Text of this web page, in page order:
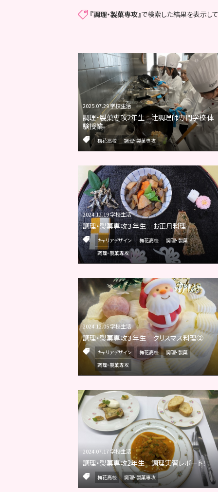
『調理・製菓専攻』で検索した結果を表示して
2025.07.29 学校生活
調理・製菓専攻2年生 辻調理師専門学校 体
験授業
梅花高校 調理・製菓専攻
2024.12.19 学校生活
調理・製菓専攻３年生 お正月料理
キャリアデザイン 梅花高校
調理・製菓
調理・製菓専攻
2024.12.05 学校生活
調理・製菓専攻３年生 クリスマス料理②
キャリアデザイン 梅花高校
調理・製菓
調理・製菓専攻
2024.07.17 学校生活
調理・製菓専攻2年生 調理実習レポート！
梅花高校 調理・製菓専攻